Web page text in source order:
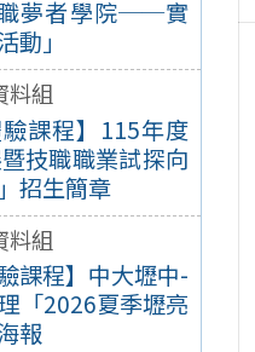
夢者學院──實
動」
料組
驗課程】115年度
暨技職職業試探向
招生簡章
料組
課程】中大壢中-
「2026夏季壢亮
報